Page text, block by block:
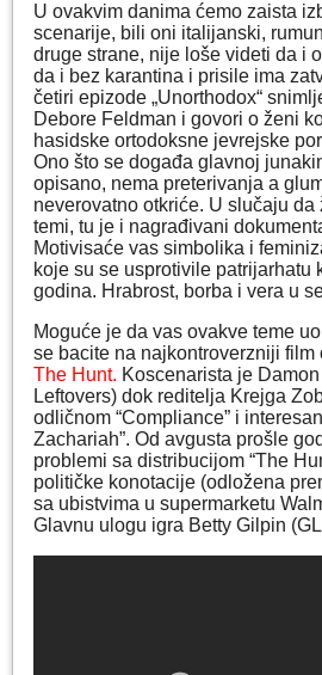
U ovakvim danima ćemo zaista
scenarije, bili oni italijanski,
druge strane, nije loše videti da i
da i bez karantina i prisile ima
četiri epizode „Unorthodox“
Debore Feldman i govori o ženi
hasidske ortodoksne jevrejske
Ono što se događa glavnoj
opisano, nema preterivanja a
neverovatno otkriće. U slučaju
temi, tu je i nagrađivani
Motivisaće vas simbolika i
koje su se usprotivile patrijarhatu
godina. Hrabrost, borba i vera u
Moguće je da vas ovakve teme
se bacite na najkontroverzniji film
The Hunt. Koscenarista je
Leftovers) dok reditelja Krejga
odličnom “Compliance” i
Zachariah”. Od avgusta prošle
problemi sa distribucijom “The
političke konotacije (odložena
sa ubistvima u supermarketu
Glavnu ulogu igra Betty Gilpin